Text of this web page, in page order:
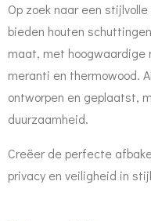
Op zoek naar een
bieden houten
maat, met hoogwaardige
meranti en thermowood.
ontworpen en geplaatst,
duurzaamheid.
Creëer de perfecte
privacy en veiligheid in